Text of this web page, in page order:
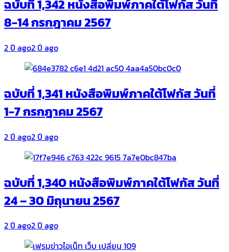
ฉบับที่ 1,342 หนังสือพิมพ์ภาคใต้โฟกัส วันที่
8-14 กรกฎาคม 2567
2 ปี ago2 ปี ago
ฉบับที่ 1,341 หนังสือพิมพ์ภาคใต้โฟกัส วันที่
1-7 กรกฎาคม 2567
2 ปี ago2 ปี ago
ฉบับที่ 1,340 หนังสือพิมพ์ภาคใต้โฟกัส วันที่
24 – 30 มิถุนายน 2567
2 ปี ago2 ปี ago